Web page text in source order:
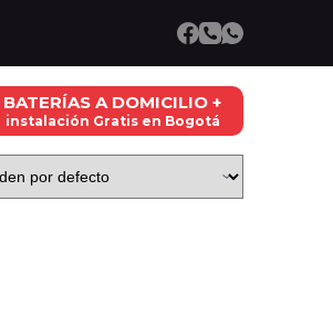
BATERÍAS A DOMICILIO +
instalación Gratis en Bogotá